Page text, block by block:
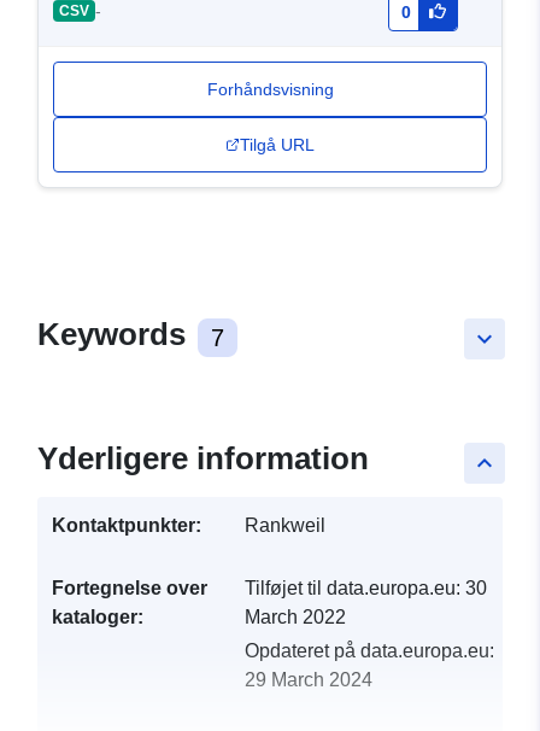
CSV - 0
Forhåndsvisning
Tilgå URL
keyboard_arrow_down
Keywords 7
keyboard_arrow_up
Yderligere information
Kontaktpunkter: Rankweil
Fortegnelse over
kataloger:
Tilføjet til data.europa.eu: 30
March 2022
Opdateret på data.europa.eu:
29 March 2024